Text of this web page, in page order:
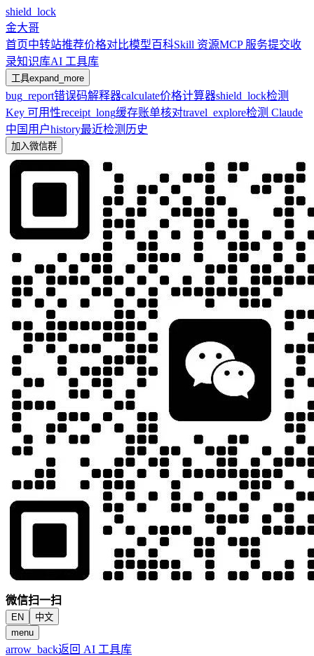
shield_lock
金大哥
首页中转站推荐价格对比模型百科Skill 资源MCP 服务提交收
录知识库AI 工具库
工具expand_more
bug_report错误码解释器calculate价格计算器shield_lock检测
Key 可用性receipt_long缓存账单核对travel_explore检测 Claude
中国用户history最近检测历史
加入微信群
微信扫一扫
EN
中文
menu
arrow_back返回 AI 工具库